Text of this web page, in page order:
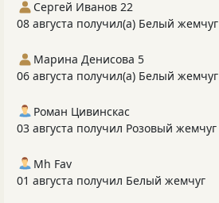
Сергей Иванов 22
08 августа получил(а) Белый жемчуг
Марина Денисова 5
06 августа получил(а) Белый жемчуг
Роман Цивинскас
03 августа получил Розовый жемчуг
Mh Fav
01 августа получил Белый жемчуг